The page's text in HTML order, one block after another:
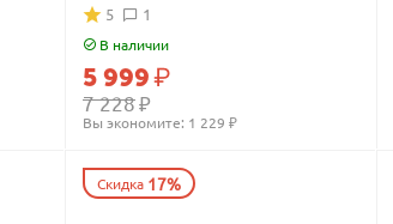
1
5
В наличии
7 228₽
5 999₽
Вы экономите: 1 229 ₽
Скидка 17%